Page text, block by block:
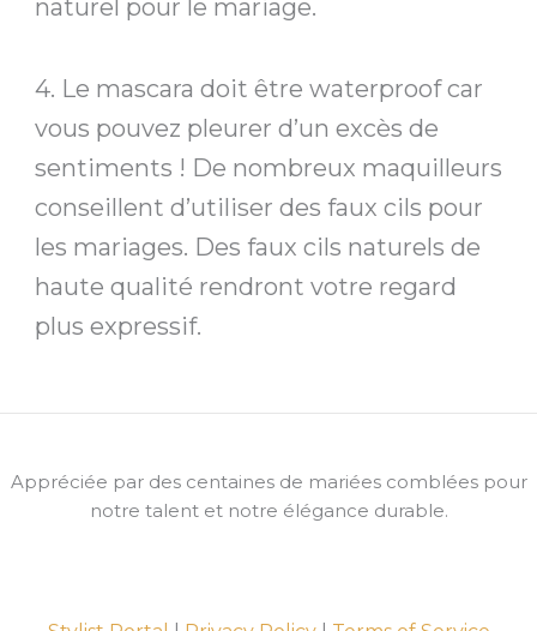
naturel pour le mariage.
4. Le mascara doit être waterproof car
vous pouvez pleurer d’un excès de
sentiments ! De nombreux maquilleurs
conseillent d’utiliser des faux cils pour
les mariages. Des faux cils naturels de
haute qualité rendront votre regard
plus expressif.
Appréciée par des centaines de mariées comblées pour
notre talent et notre élégance durable.